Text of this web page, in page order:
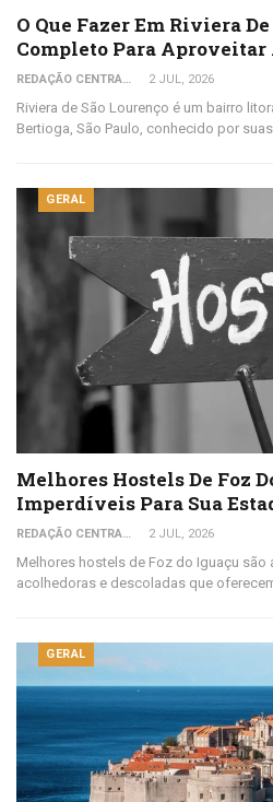
O Que Fazer Em Riviera
Completo Para
REDAÇÃO CENTRAL DO VIAJANTE 2 JUL, 2026
Riviera de São Lourenço é um bairro
Bertioga, São Paulo, conhecido por
GERAL
Melhores Hostels De Foz
Imperdíveis Para Sua
REDAÇÃO CENTRAL DO VIAJANTE 2 JUL, 2026
Melhores hostels de Foz do Iguaçu
acolhedoras e descoladas que
GERAL